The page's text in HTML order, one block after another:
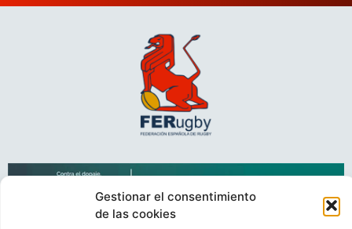
Gestionar el consentimiento
de las cookies